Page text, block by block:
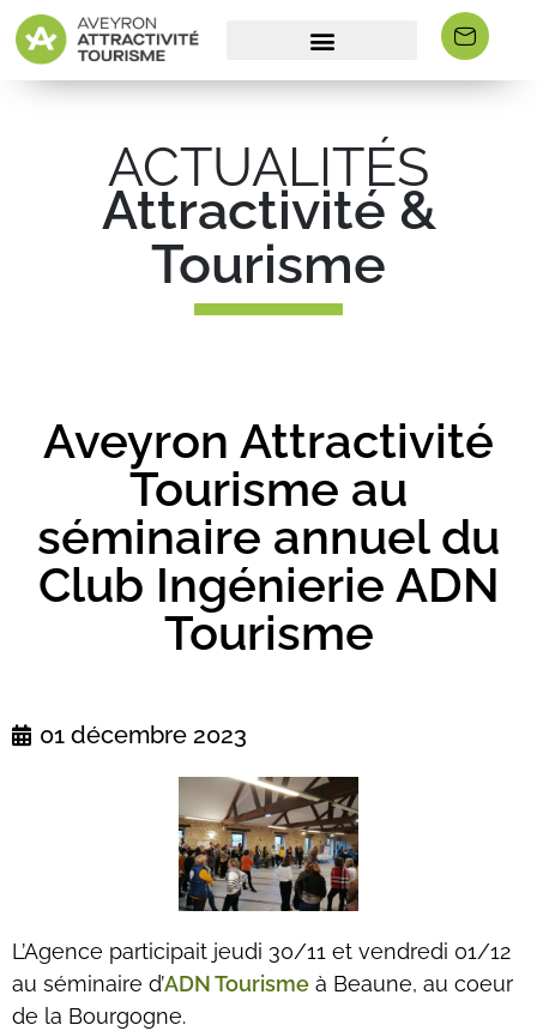
ACTUALITÉS
Attractivité &
Tourisme
Aveyron Attractivité
Tourisme au
séminaire annuel du
Club Ingénierie ADN
Tourisme
01 décembre 2023
L’Agence participait jeudi 30/11 et vendredi 01/12
au séminaire d’ADN Tourisme à Beaune, au coeur
de la Bourgogne.